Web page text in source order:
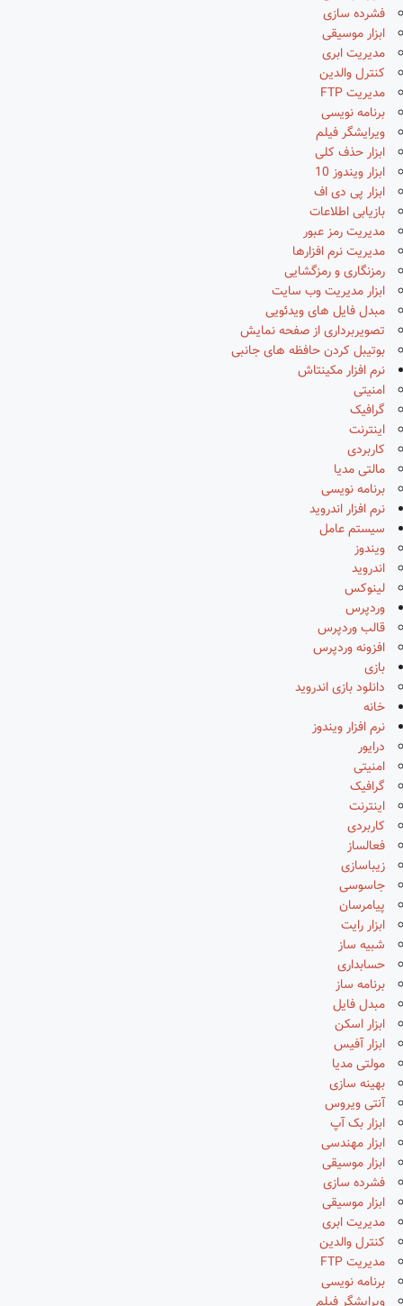
فشرده سازی
ابزار موسیقی
مدیریت ابری
کنترل والدین
مدیریت FTP
برنامه نویسی
ویرایشگر فیلم
ابزار حذف کلی
ابزار ویندوز 10
ابزار پی دی اف
بازیابی اطلاعات
مدیریت رمز عبور
مدیریت نرم افزارها
رمزنگاری و رمزگشایی
ابزار مدیریت وب سایت
مبدل فایل های ویدئویی
تصویربرداری از صفحه نمایش
بوتیبل کردن حافظه های جانبی
نرم افزار مکینتاش
امنیتی
گرافیک
اینترنت
کاربردی
مالتی مدیا
برنامه نویسی
نرم افزار اندروید
سیستم عامل
ویندوز
اندروید
لینوکس
وردپرس
قالب وردپرس
افزونه وردپرس
بازی
دانلود بازی اندروید
خانه
نرم افزار ویندوز
درایور
امنیتی
گرافیک
اینترنت
کاربردی
فعالساز
زیباسازی
جاسوسی
پیامرسان
ابزار رایت
شبیه ساز
حسابداری
برنامه ساز
مبدل فایل
ابزار اسکن
ابزار آفیس
مولتی مدیا
بهینه سازی
آنتی ویروس
ابزار بک آپ
ابزار مهندسی
ابزار موسیقی
فشرده سازی
ابزار موسیقی
مدیریت ابری
کنترل والدین
مدیریت FTP
برنامه نویسی